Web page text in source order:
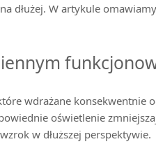
dłużej. W artykule
wdrażane konsekwentnie
oświetlenie
w dłuższej perspektywie.